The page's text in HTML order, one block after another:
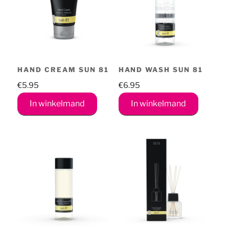
HAND CREAM SUN 81
€5.95
In winkelmand
HAND WASH SUN 81
€6.95
In winkelmand